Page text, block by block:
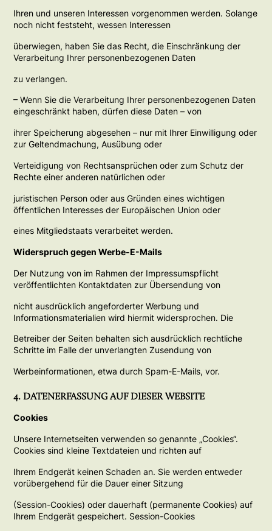
Ihren und unseren Interessen vorgenommen werden. Solange
noch nicht feststeht, wessen Interessen
überwiegen, haben Sie das Recht, die Einschränkung der
Verarbeitung Ihrer personenbezogenen Daten
zu verlangen.
– Wenn Sie die Verarbeitung Ihrer personenbezogenen Daten
eingeschränkt haben, dürfen diese Daten – von
ihrer Speicherung abgesehen – nur mit Ihrer Einwilligung oder
zur Geltendmachung, Ausübung oder
Verteidigung von Rechtsansprüchen oder zum Schutz der
Rechte einer anderen natürlichen oder
juristischen Person oder aus Gründen eines wichtigen
öffentlichen Interesses der Europäischen Union oder
eines Mitgliedstaats verarbeitet werden.
Widerspruch gegen Werbe-E-Mails
Der Nutzung von im Rahmen der Impressumspflicht
veröffentlichten Kontaktdaten zur Übersendung von
nicht ausdrücklich angeforderter Werbung und
Informationsmaterialien wird hiermit widersprochen. Die
Betreiber der Seiten behalten sich ausdrücklich rechtliche
Schritte im Falle der unverlangten Zusendung von
Werbeinformationen, etwa durch Spam-E-Mails, vor.
4. DATENERFASSUNG AUF DIESER WEBSITE
Cookies
Unsere Internetseiten verwenden so genannte „Cookies“.
Cookies sind kleine Textdateien und richten auf
Ihrem Endgerät keinen Schaden an. Sie werden entweder
vorübergehend für die Dauer einer Sitzung
(Session-Cookies) oder dauerhaft (permanente Cookies) auf
Ihrem Endgerät gespeichert. Session-Cookies